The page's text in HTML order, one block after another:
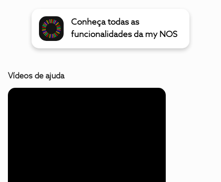
Conheça todas as
funcionalidades da my NOS
Vídeos de ajuda